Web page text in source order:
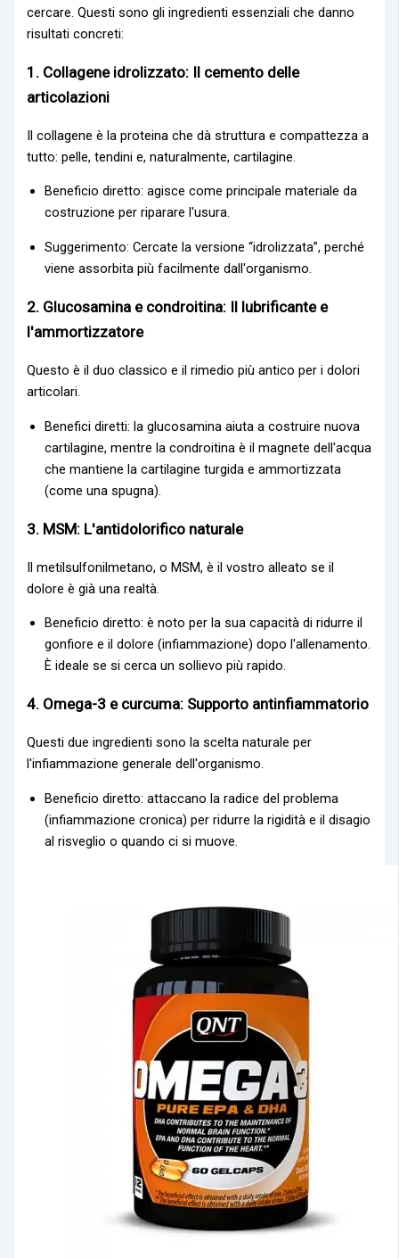
cercare. Questi sono gli ingredienti essenziali che danno
risultati concreti:
1. Collagene idrolizzato: Il cemento delle
articolazioni
Il collagene è la proteina che dà struttura e compattezza a
tutto: pelle, tendini e, naturalmente, cartilagine.
Beneficio diretto: agisce come principale materiale da
costruzione per riparare l'usura.
Suggerimento: Cercate la versione “idrolizzata”, perché
viene assorbita più facilmente dall'organismo.
2. Glucosamina e condroitina: Il lubrificante e
l'ammortizzatore
Questo è il duo classico e il rimedio più antico per i dolori
articolari.
Benefici diretti: la glucosamina aiuta a costruire nuova
cartilagine, mentre la condroitina è il magnete dell'acqua
che mantiene la cartilagine turgida e ammortizzata
(come una spugna).
3. MSM: L'antidolorifico naturale
Il metilsulfonilmetano, o MSM, è il vostro alleato se il
dolore è già una realtà.
Beneficio diretto: è noto per la sua capacità di ridurre il
gonfiore e il dolore (infiammazione) dopo l'allenamento.
È ideale se si cerca un sollievo più rapido.
4. Omega-3 e curcuma: Supporto antinfiammatorio
Questi due ingredienti sono la scelta naturale per
l'infiammazione generale dell'organismo.
Beneficio diretto: attaccano la radice del problema
(infiammazione cronica) per ridurre la rigidità e il disagio
al risveglio o quando ci si muove.